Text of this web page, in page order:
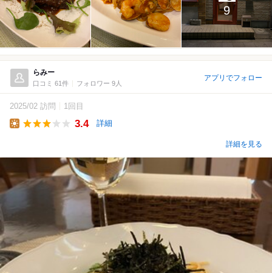
9
らみー
口コミ 61件 フォロワー 9人
アプリでフォロー
2025/02 訪問 1回目
3.4 詳細
詳細を見る